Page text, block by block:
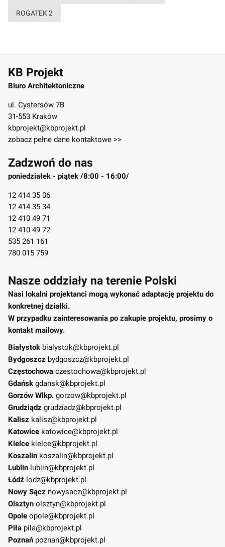
ROGATEK 2
KB Projekt
Biuro Architektoniczne
ul. Cystersów 7B
31-553 Kraków
kbprojekt@kbprojekt.pl
zobacz pełne dane kontaktowe >>
Zadzwoń do nas
poniedziałek - piątek /8:00 - 16:00/
12 414 35 06
12 414 35 34
12 410 49 71
12 410 49 72
535 261 161
780 015 759
Nasze oddziały na terenie Polski
Nasi lokalni projektanci mogą wykonać adaptację projektu do
konkretnej działki.
W przypadku zainteresowania po zakupie projektu, prosimy o
kontakt mailowy.
Białystok bialystok@kbprojekt.pl
Bydgoszcz bydgoszcz@kbprojekt.pl
Częstochowa czestochowa@kbprojekt.pl
Gdańsk gdansk@kbprojekt.pl
Gorzów Wlkp. gorzow@kbprojekt.pl
Grudziądz grudziadz@kbprojekt.pl
Kalisz kalisz@kbprojekt.pl
Katowice katowice@kbprojekt.pl
Kielce kielce@kbprojekt.pl
Koszalin koszalin@kbprojekt.pl
Lublin lublin@kbprojekt.pl
Łódź lodz@kbprojekt.pl
Nowy Sącz nowysacz@kbprojekt.pl
Olsztyn olsztyn@kbprojekt.pl
Opole opole@kbprojekt.pl
Piła pila@kbprojekt.pl
Poznań poznan@kbprojekt.pl